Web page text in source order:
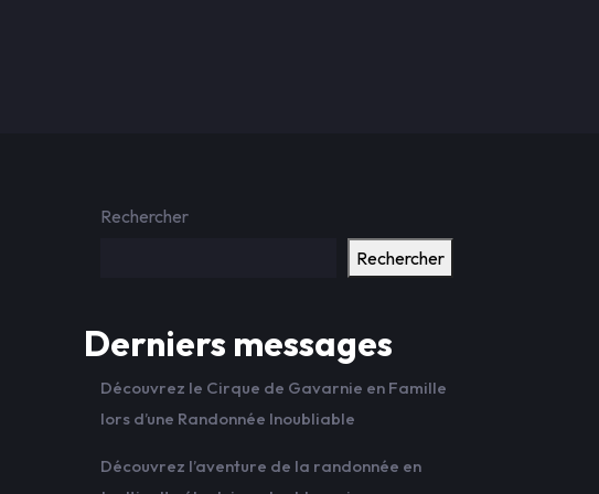
Rechercher
Rechercher
Derniers messages
Découvrez le Cirque de Gavarnie en Famille
lors d’une Randonnée Inoubliable
Découvrez l’aventure de la randonnée en